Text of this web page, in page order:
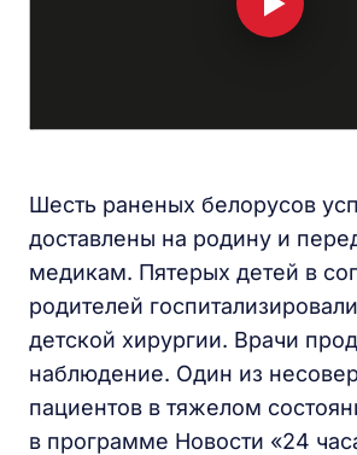
Шесть раненых белорусов
доставлены на родину и
медикам. Пятерых детей в
родителей
детской хирургии. Врачи
наблюдение. Один из
пациентов в тяжелом
в программе Новости «24